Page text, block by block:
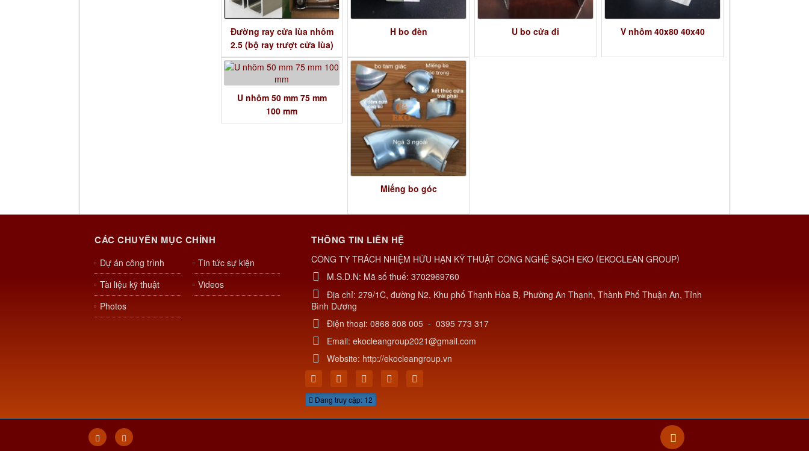
Đường ray cửa lùa nhôm
2.5 (bộ ray trượt cửa lùa)
H bo đèn U bo cửa đi V nhôm 40x80 40x40
U nhôm 50 mm 75 mm
100 mm
Miếng bo góc
CÁC CHUYÊN MỤC CHÍNH
Dự án công trình
Tin tức sự kiện
Tài liệu kỹ thuật
Videos
Photos
THÔNG TIN LIÊN HỆ
CÔNG TY TRÁCH NHIỆM HỮU HẠN KỸ THUẬT CÔNG NGHỆ SẠCH EKO (EKOCLEAN GROUP)
M.S.D.N: Mã số thuế: 3702969760
Địa chỉ: 279/1C, đường N2, Khu phố Thạnh Hòa B, Phường An Thạnh, Thành Phố Thuận An, Tỉnh
Bình Dương
Điện thoại: 0868 808 005 - 0395 773 317
Email: ekocleangroup2021@gmail.com
Website: http://ekocleangroup.vn
Đang truy cập: 12